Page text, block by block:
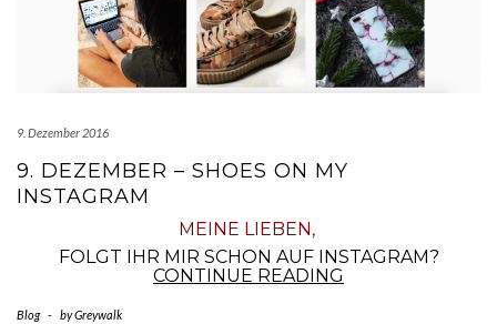
9. Dezember 2016
9. DEZEMBER – SHOES ON MY
INSTAGRAM
MEINE LIEBEN,
FOLGT IHR MIR SCHON AUF INSTAGRAM?
CONTINUE READING
Blog - byGreywalk